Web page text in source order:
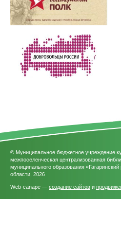
© Муниципальное бюджетное учреждение
межпоселенческая централизованная
муниципального образования
области, 2026
Web-canape — создание сайтов и